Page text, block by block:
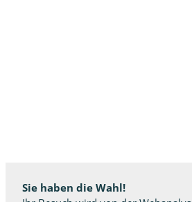
Sie haben die Wahl!